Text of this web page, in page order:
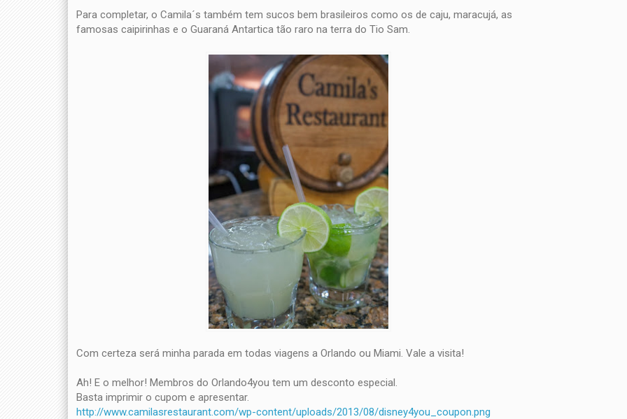
Para completar, o Camila´s também tem sucos bem brasileiros como os de caju, maracujá, as
famosas caipirinhas e o Guaraná Antartica tão raro na terra do Tio Sam.
Com certeza será minha parada em todas viagens a Orlando ou Miami. Vale a visita!
Ah! E o melhor! Membros do Orlando4you tem um desconto especial.
Basta imprimir o cupom e apresentar.
http://www.camilasrestaurant.com/wp-content/uploads/2013/08/disney4you_coupon.png